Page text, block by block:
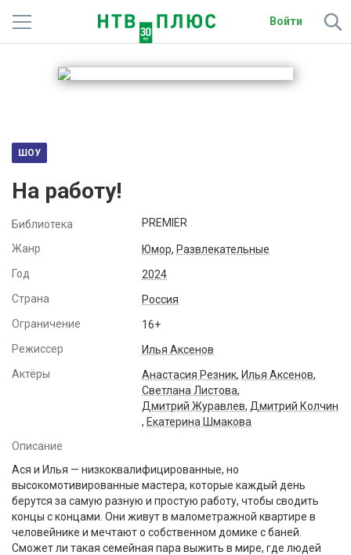
Войти
Телеканалы
Спутниковым абонентам
О сайте
Активировать промокод
ШОУ
На работу!
Библиотека PREMIER
Жанр Юмор, Развлекательные
Год
2024
Страна
Россия
Ограничение
16+
Режиссер
Илья Аксенов
Актёры
Анастасия Резник, Илья Аксенов,
Светлана Листова,
Дмитрий Журавлев, Дмитрий Колчин
, Екатерина Шмакова
Описание
Ася и Илья — низкоквалифицированные, но
высокомотивированные мастера, которые каждый день
берутся за самую разную и простую работу, чтобы сводить
концы с концами. Они живут в малометражной квартире в
человейнике и мечтают о собственном домике с баней.
Сможет ли такая семейная пара выжить в мире, где людей